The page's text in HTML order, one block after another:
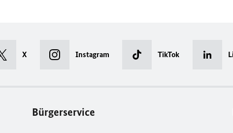
X Instagram TikTok
Bürgerservice